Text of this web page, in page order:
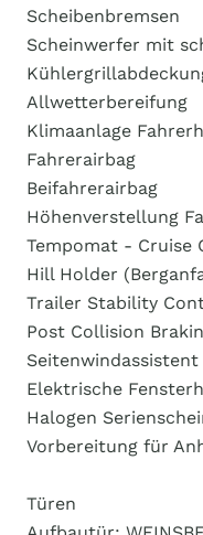
Scheibenbremsen
Scheinwerfer mit
Allwetterbereifung
Klimaanlage
Fahrerairbag
Beifahrerairbag
Höhenverstellung
Tempomat - Cruise
Hill Holder
Trailer Stability
Post Collision
Seitenwindassistent
Elektrische
Halogen
Vorbereitung für
Türen